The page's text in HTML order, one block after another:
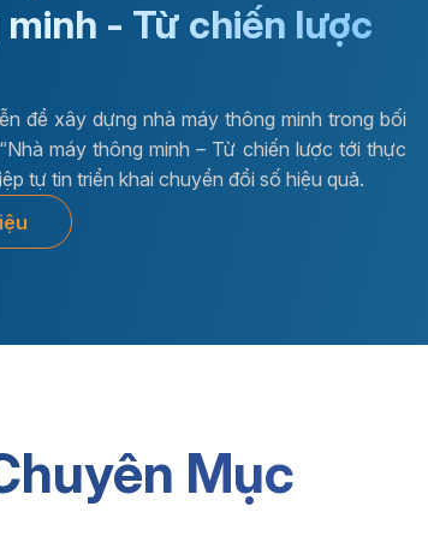
- Từ chiến lược
để xây dựng nhà máy thông minh trong bối
máy thông minh – Từ chiến lược tới thực
tự tin triển khai chuyển đổi số hiệu quả.
Mục
Kiến thức quản trịPhần mềm kho WMS